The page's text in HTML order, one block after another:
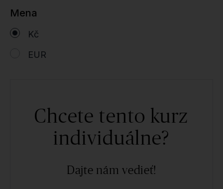
Mena
Kč
EUR
Chcete tento kurz
individuálne?
Dajte nám vedieť!